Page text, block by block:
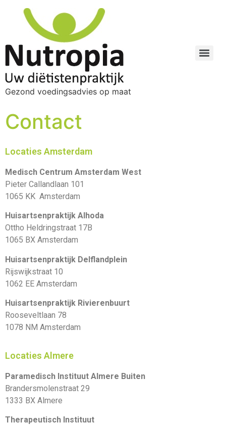
Gezond voedingsadvies op maat
Contact
Locaties Amsterdam
Medisch Centrum Amsterdam West
Pieter Callandlaan 101
1065 KK Amsterdam
Huisartsenpraktijk Alhoda
Ottho Heldringstraat 17B
1065 BX Amsterdam
Huisartsenpraktijk Delflandplein
Rijswijkstraat 10
1062 EE Amsterdam
Huisartsenpraktijk Rivierenbuurt
Rooseveltlaan 78
1078 NM Amsterdam
Locaties Almere
Paramedisch Instituut Almere Buiten
Brandersmolenstraat 29
1333 BX Almere
Therapeutisch Instituut